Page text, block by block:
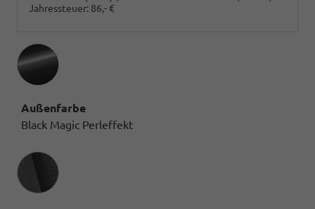
Jahressteuer: 86,- €
Außenfarbe
Black Magic Perleffekt
Innenausstattung